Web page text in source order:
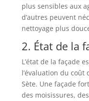
plus sensibles aux
d’autres peuvent
nettoyage plus
2. État de la
L’état de la façade
l’évaluation du coût
Sète. Une façade
des moisissures,